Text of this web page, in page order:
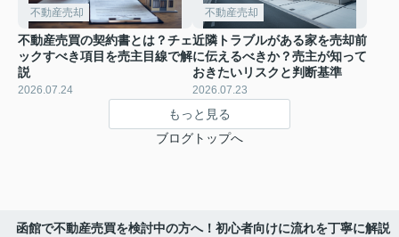
不動産売却
不動産売買の契約書とは？チェ
ックすべき項目を売主目線で解
説
2026.07.24
不動産売却
近隣トラブルがある家を売却前
に伝えるべきか？売主が知って
おきたいリスクと判断基準
2026.07.23
もっと見る
ブログトップへ
函館で不動産売買を検討中の方へ！初心者向けに流れを丁寧に解説